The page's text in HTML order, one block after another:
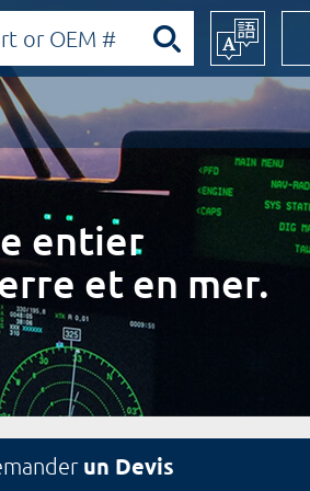
entier
et en mer.
un Devis